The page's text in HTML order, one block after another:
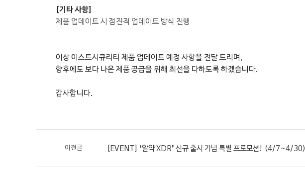
[기타 사항]
제품 업데이트 시 점진적 업데이트 방식 진행
이상 이스트시큐리티 제품 업데이트 예정 사항을 전달 드리며,
향후에도 보다 나은 제품 공급을 위해 최선을 다하도록 하겠습니다.
감사합니다.
이전글 [EVENT] ❛알약 XDR❜ 신규 출시 기념 특별 프로모션! (4/7~4/30)